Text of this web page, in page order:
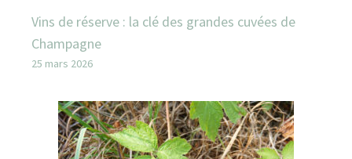
Vins de réserve : la clé des grandes cuvées de
Champagne
25 mars 2026